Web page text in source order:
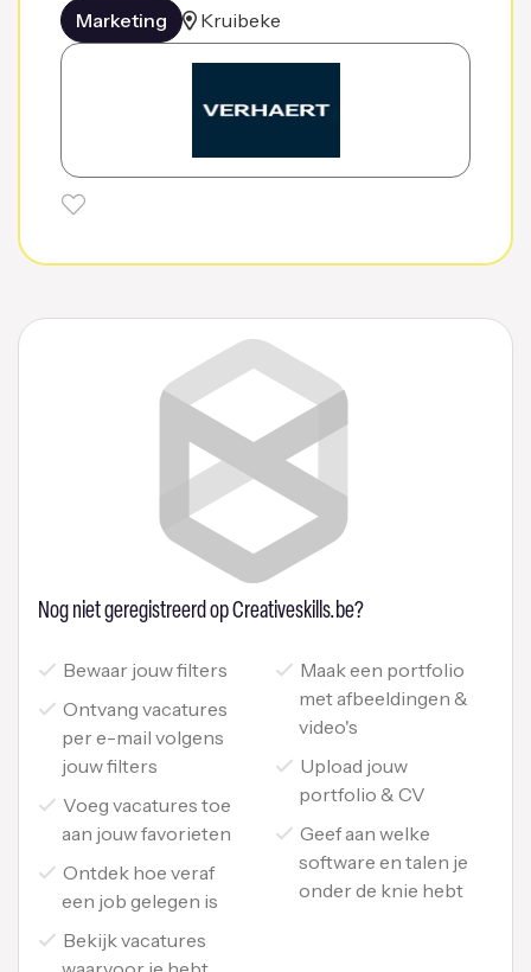
Marketing Kruibeke
Nog niet geregistreerd op Creativeskills.be?
Bewaar jouw filters
Ontvang vacatures
per e-mail volgens
jouw filters
Voeg vacatures toe
aan jouw favorieten
Ontdek hoe veraf
een job gelegen is
Bekijk vacatures
Maak een portfolio
met afbeeldingen &
video's
Upload jouw
portfolio & CV
Geef aan welke
software en talen je
onder de knie hebt